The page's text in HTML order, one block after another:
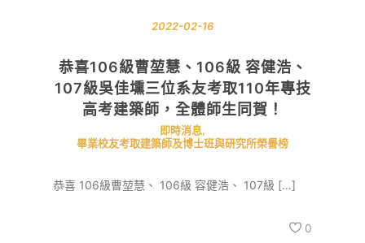
2022-02-16
恭喜106級曹堃慧、106級 容健浩、
107級吳佳壎三位系友考取110年專技
高考建築師，全體師生同賀！
即時消息,
畢業校友考取建築師及博士班與研究所榮譽榜
恭喜 106級曹堃慧、 106級 容健浩、 107級 […]
0